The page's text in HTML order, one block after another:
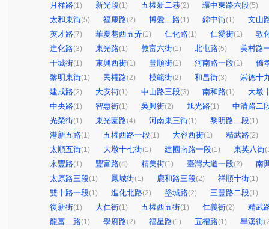
月祥路(1) 新光段(1) 五權新二巷(2) 環中東路六段(5)
太和東街(5) 福康路(2) 博愛二路(1) 錦中街(1)
文山
英才路(7) 華夏巷西五弄(1) 仁化路(1) 仁愛街(1)
敦
進化路(3) 東光路(1) 敦富六街(1) 北屯路(5)
美村路
干城街(1) 東興西街(1) 豐順街(1) 河南路一段(1)
僑
黎明東街(1) 民權路(2) 模範街(2) 和昌街(3)
崇德十
建成路(2) 大安街(1) 中山路三段(3) 南和路(1)
大墩
中央路(1) 智惠街(1) 吳興街(2) 旭光路(1)
中清路二
光榮街(1) 東光園路(4) 河南東三街(1) 黎明路二段(1)
港新五路(1) 五權西路一段(1) 大容西街(1) 精武路(2)
太順五街(1) 大墩十七街(1) 建國南路一段(1) 東英八街
永豐路(1) 豐富路(4) 精美街(1) 臺灣大道一段(2)
南
太原路三段(1) 鳳城街(1) 鹿和路三段(2) 祥順十街(1)
雙十路一段(1) 進化北路(2) 塗城路(2) 三豐路二段(1)
復新街(1) 大仁街(1) 五權西五街(1) 仁義街(2)
精武
龍富二路(1) 學府路(2) 福星路(1) 五權路(1) 旱溪街